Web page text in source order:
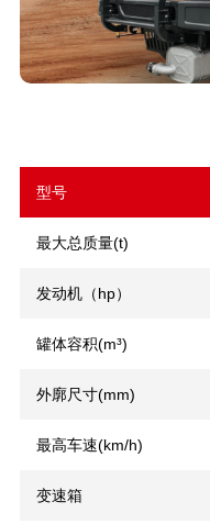
型号
最大总质量(t)
发动机（hp）
罐体容积(m³)
外廓尺寸(mm)
最高车速(km/h)
变速箱